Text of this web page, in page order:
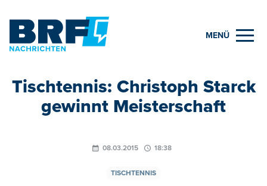
MENÜ
Tischtennis: Christoph Starck
gewinnt Meisterschaft
08.03.2015 18:38
TISCHTENNIS